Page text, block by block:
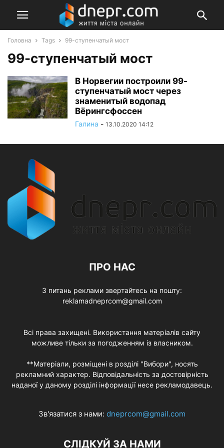
Головна Tags 99-ступенчатый мост
99-ступенчатый мост
В Норвегии построили 99-
ступенчатый мост через
знаменитый водопад
Вёрингсфоссен
Галина - 13.10.2020 14:12
ПРО НАС
З питань реклами звертайтесь на пошту:
reklamadneprcom@gmail.com
Всі права захищені. Використання матеріалів сайту
можливе тільки за погодженням із власником.
**Матеріали, розміщені в розділі "Вибори", носять
рекламний характер. Відповідальність за достовірність
наданої у даному розділі інформації несе рекламодавець.
Зв'язатися з нами: dneprcom@gmail.com
СЛІДКУЙ ЗА НАМИ